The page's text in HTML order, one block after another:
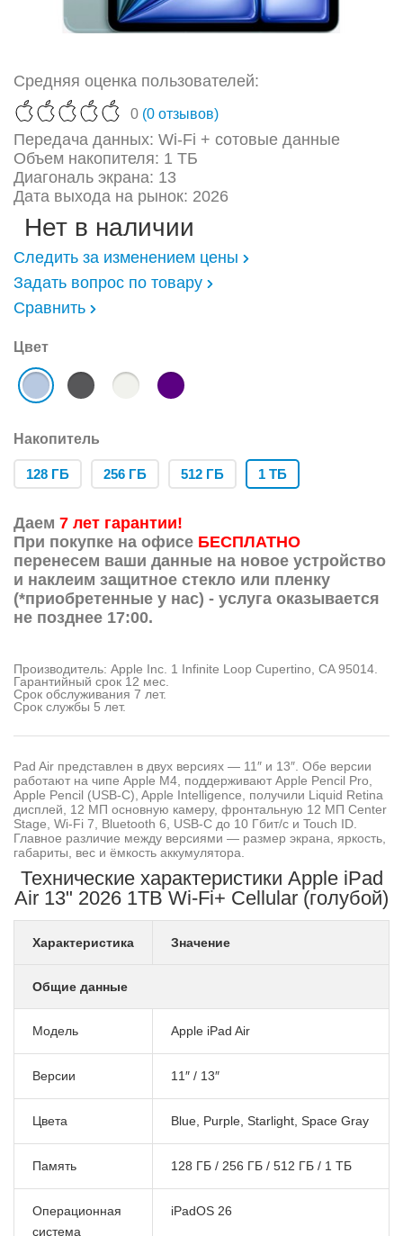
Средняя оценка пользователей:
0 (0 отзывов)
Передача данных: Wi-Fi + сотовые данные
Объем накопителя: 1 ТБ
Диагональ экрана: 13
Дата выхода на рынок: 2026
Нет в наличии
Следить за изменением цены
Задать вопрос по товару
Сравнить
Цвет
Накопитель
128 ГБ 256 ГБ 512 ГБ 1 ТБ
Даем 7 лет гарантии!
При покупке на офисе БЕСПЛАТНО
перенесем ваши данные на новое устройство
и наклеим защитное стекло или пленку
(*приобретенные у нас) - услуга оказывается
не позднее 17:00.
Производитель: Apple Inc. 1 Infinite Loop Cupertino, CA 95014.
Гарантийный срок 12 мес.
Срок обслуживания 7 лет.
Срок службы 5 лет.
Pad Air представлен в двух версиях — 11″ и 13″. Обе версии
работают на чипе Apple M4, поддерживают Apple Pencil Pro,
Apple Pencil (USB-C), Apple Intelligence, получили Liquid Retina
дисплей, 12 МП основную камеру, фронтальную 12 МП Center
Stage, Wi-Fi 7, Bluetooth 6, USB-C до 10 Гбит/с и Touch ID.
Главное различие между версиями — размер экрана, яркость,
габариты, вес и ёмкость аккумулятора.
Технические характеристики Apple iPad
Air 13" 2026 1TB Wi-Fi+ Cellular (голубой)
Характеристика Значение
Общие данные
Модель Apple iPad Air
Версии 11″ / 13″
Цвета Blue, Purple, Starlight, Space Gray
Память 128 ГБ / 256 ГБ / 512 ГБ / 1 ТБ
Операционная
система
iPadOS 26